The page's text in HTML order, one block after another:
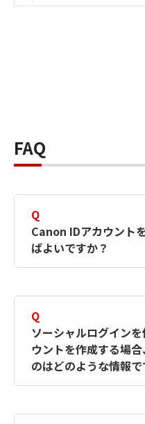
FAQ
Q
Canon IDアカウント
ばよいですか？
す。詳しい作成方
何ですか？Canon
ださい。
Q
ソーシャルログイン
ウントを作成する場
のはどのような情報で